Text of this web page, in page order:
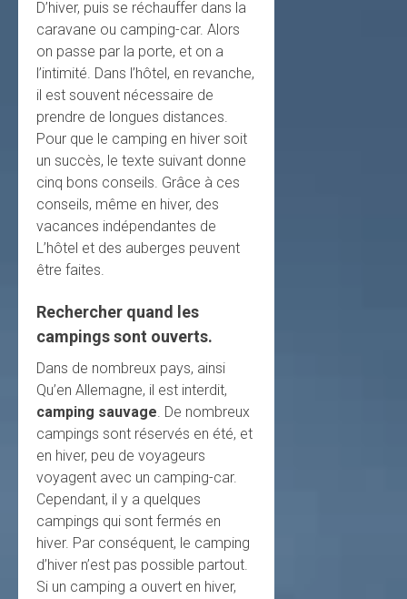
D’hiver, puis se réchauffer dans la
caravane ou camping-car. Alors
on passe par la porte, et on a
l’intimité. Dans l’hôtel, en revanche,
il est souvent nécessaire de
prendre de longues distances.
Pour que le camping en hiver soit
un succès, le texte suivant donne
cinq bons conseils. Grâce à ces
conseils, même en hiver, des
vacances indépendantes de
L’hôtel et des auberges peuvent
être faites.
Rechercher quand les
campings sont ouverts.
Dans de nombreux pays, ainsi
Qu’en Allemagne, il est interdit,
camping sauvage. De nombreux
campings sont réservés en été, et
en hiver, peu de voyageurs
voyagent avec un camping-car.
Cependant, il y a quelques
campings qui sont fermés en
hiver. Par conséquent, le camping
d’hiver n’est pas possible partout.
Si un camping a ouvert en hiver,